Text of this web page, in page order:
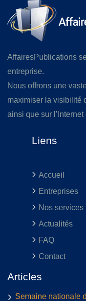
AffairesPublications
entreprise.
Nous offrons une
maximiser la visibilité
ainsi que sur
Liens
Accueil
Entreprises
Nos services
Actualités
FAQ
Contact
Articles
Semaine nationale